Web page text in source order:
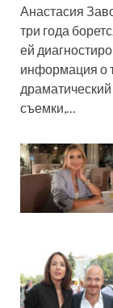
Анастасия
три года
ей
информация о
съемки,…